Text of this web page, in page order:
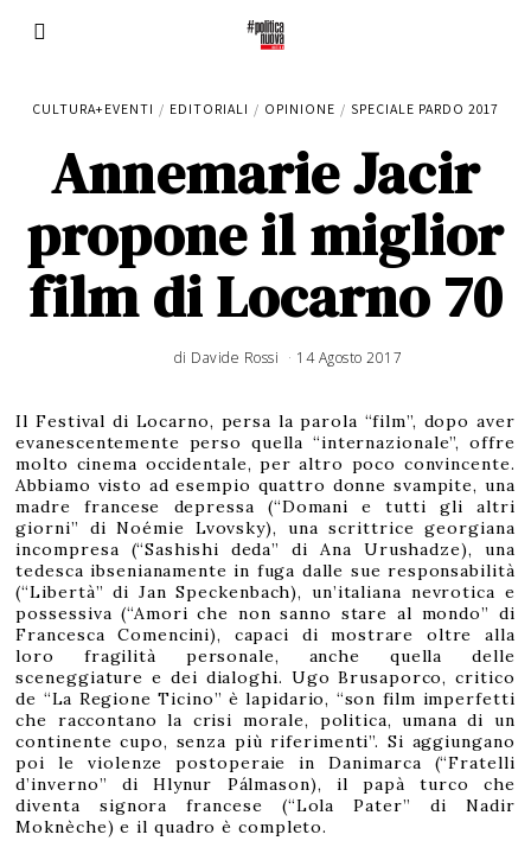
CULTURA+EVENTI / EDITORIALI / OPINIONE / SPECIALE PARDO 2017
Annemarie Jacir
propone il miglior
film di Locarno 70
di Davide Rossi 14 Agosto 2017
s
t
o
2
0
1
7
Il Festival di Locarno, persa la parola “film”, dopo aver
evanescentemente perso quella “internazionale”, offre
molto cinema occidentale, per altro poco convincente.
Abbiamo visto ad esempio quattro donne svampite, una
madre francese depressa (“Domani e tutti gli altri
giorni” di Noémie Lvovsky), una scrittrice georgiana
incompresa (“Sashishi deda” di Ana Urushadze), una
tedesca ibsenianamente in fuga dalle sue responsabilità
(“Libertà” di Jan Speckenbach), un’italiana nevrotica e
possessiva (“Amori che non sanno stare al mondo” di
Francesca Comencini), capaci di mostrare oltre alla
loro fragilità personale, anche quella delle
sceneggiature e dei dialoghi. Ugo Brusaporco, critico
de “La Regione Ticino” è lapidario, “son film imperfetti
che raccontano la crisi morale, politica, umana di un
continente cupo, senza più riferimenti”. Si aggiungano
poi le violenze postoperaie in Danimarca (“Fratelli
d’inverno” di Hlynur Pálmason), il papà turco che
diventa signora francese (“Lola Pater” di Nadir
Moknèche) e il quadro è completo.